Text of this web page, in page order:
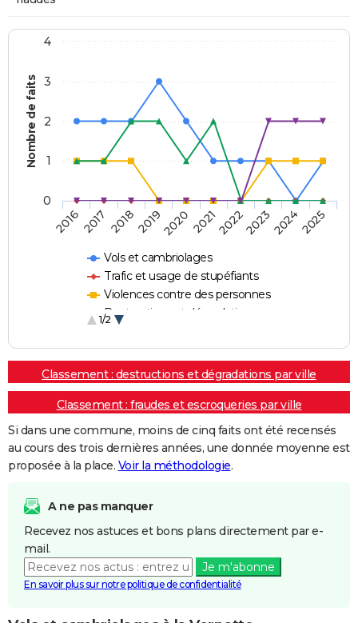
Nombre de faits
Vols et cambriolages
Trafic et usage de stupéfiants
Violences contre des personnes
Destructions et dégradations
1/2
20162017 20182019202020212022202320242025
0
1
2
3
4
Classement : destructions et dégradations par ville
Classement : fraudes et escroqueries par ville
Si dans une commune, moins de cinq faits ont été recensés
au cours des trois dernières années, une donnée moyenne est
proposée à la place. Voir la méthodologie.
A ne pas manquer
Recevez nos astuces et bons plans directement par e-
mail.
Je m'abonne
En savoir plus sur notre politique de confidentialité